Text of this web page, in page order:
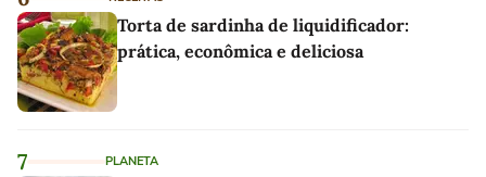
Torta de sardinha de liquidificador:
prática, econômica e deliciosa
7 PLANETA